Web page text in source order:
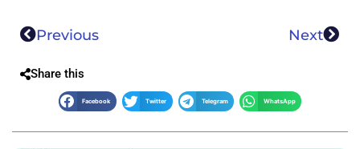
Previous Next
Share this
Facebook Twitter Telegram WhatsApp